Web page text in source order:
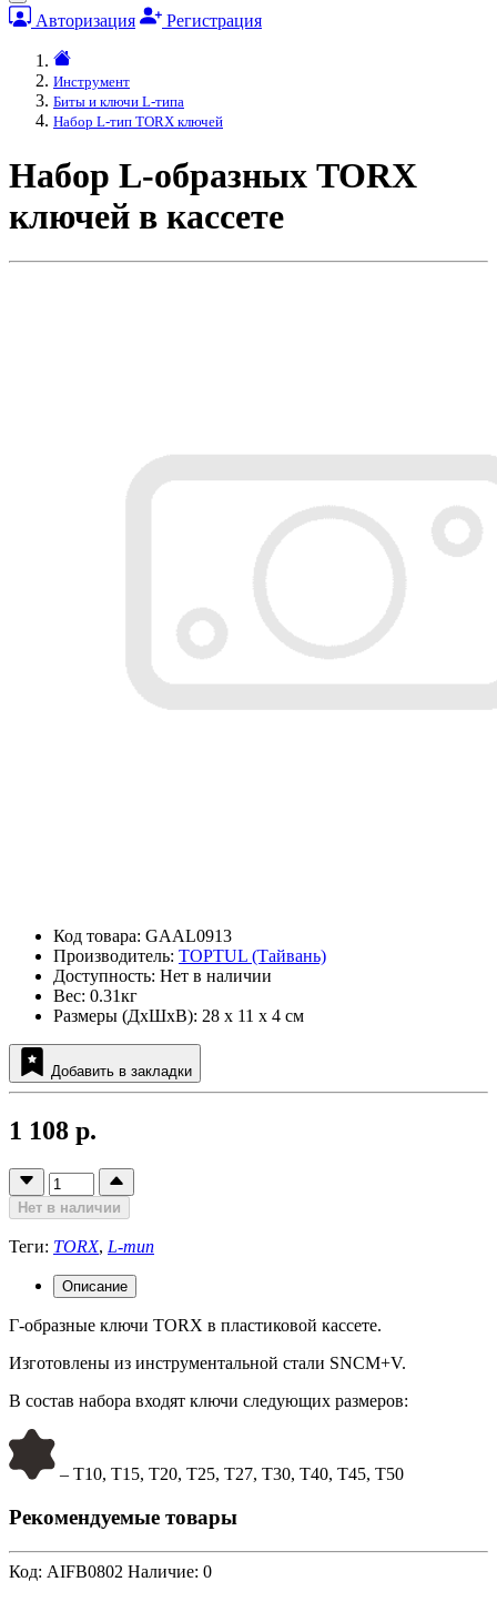
Авторизация Регистрация
Инструмент
Биты и ключи L-типа
Набор L-тип TORX ключей
Набор L-образных TORX
ключей в кассете
Код товара: GAAL0913
Производитель: TOPTUL (Тайвань)
Доступность: Нет в наличии
Вес: 0.31кг
Размеры (ДxШxВ): 28 x 11 x 4 см
Добавить в закладки
1 108 р.
Нет в наличии
Теги: TORX, L-тип
Описание
Г-образные ключи TORX в пластиковой кассете.
Изготовлены из инструментальной стали SNCM+V.
В состав набора входят ключи следующих размеров:
– T10, T15, T20, T25, T27, T30, T40, T45, T50
Рекомендуемые товары
Код: AIFB0802 Наличие: 0